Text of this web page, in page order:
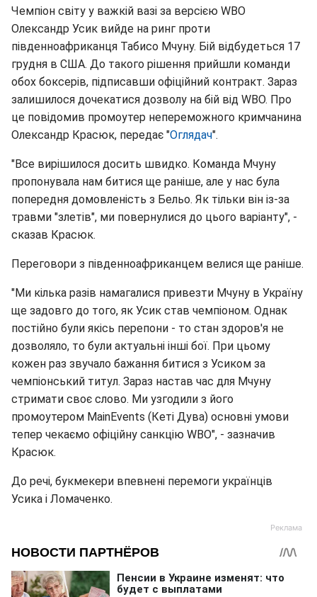
Чемпіон світу у важкій вазі за версією WBO
Олександр Усик вийде на ринг проти
південноафриканця Табисо Мчуну. Бій відбудеться 17
грудня в США. До такого рішення прийшли команди
обох боксерів, підписавши офіційний контракт. Зараз
залишилося дочекатися дозволу на бій від WBO. Про
це повідомив промоутер непереможного кримчанина
Олександр Красюк, передає "Оглядач".
"Все вирішилося досить швидко. Команда Мчуну
пропонувала нам битися ще раніше, але у нас була
попередня домовленість з Бельо. Як тільки він із-за
травми "злетів", ми повернулися до цього варіанту", -
сказав Красюк.
Переговори з південноафриканцем велися ще раніше.
"Ми кілька разів намагалися привезти Мчуну в Україну
ще задовго до того, як Усик став чемпіоном. Однак
постійно були якісь перепони - то стан здоров'я не
дозволяло, то були актуальні інші бої. При цьому
кожен раз звучало бажання битися з Усиком за
чемпіонський титул. Зараз настав час для Мчуну
стримати своє слово. Ми узгодили з його
промоутером MainEvents (Кеті Дува) основні умови
тепер чекаємо офіційну санкцію WBO", - зазначив
Красюк.
До речі, букмекери впевнені перемоги українців
Усика і Ломаченко.